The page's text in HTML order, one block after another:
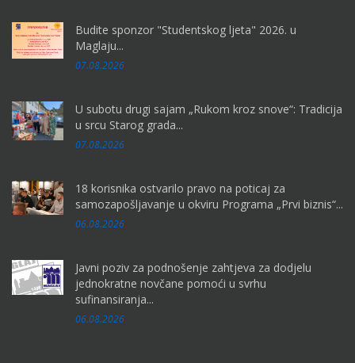
Budite sponzor "Studentskog ljeta" 2026. u
Maglaju...
07.08.2026
U subotu drugi sajam „Rukom kroz snove“: Tradicija
u srcu Starog grada...
07.08.2026
18 korisnika ostvarilo pravo na poticaj za
samozapošljavanje u okviru Programa „Prvi biznis“...
06.08.2026
Javni poziv za podnošenje zahtjeva za dodjelu
jednokratne novčane pomoći u svrhu
sufinansiranja...
06.08.2026